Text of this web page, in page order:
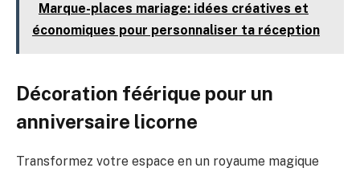
Marque-places mariage: idées créatives et
économiques pour personnaliser ta réception
Décoration féérique pour un
anniversaire licorne
Transformez votre espace en un royaume magique